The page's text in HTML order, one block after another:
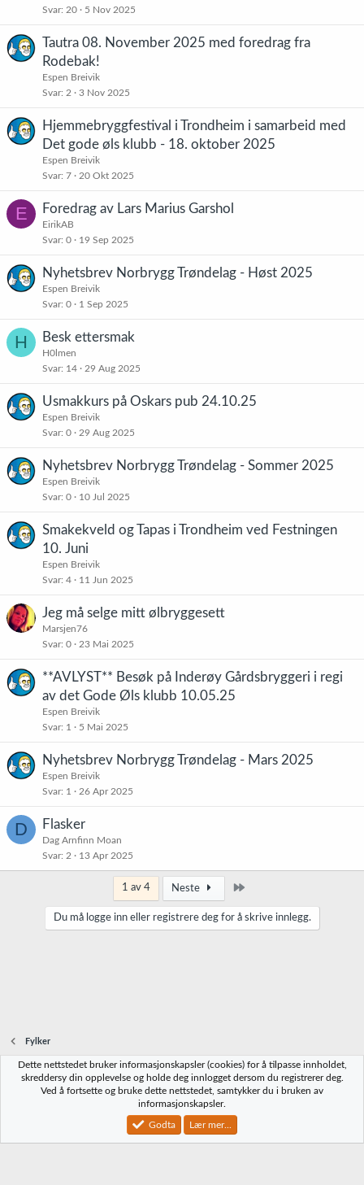
Svar 20 5 Nov 2025
Tautra 08. November 2025 med foredrag fra
Rodebak!
Espen Breivik
Svar 2 3 Nov 2025
Hjemmebryggfestival i Trondheim i samarbeid med
Det gode øls klubb - 18. oktober 2025
Espen Breivik
Svar 7 20 Okt 2025
E Foredrag av Lars Marius Garshol
EirikAB
Svar 0 19 Sep 2025
Nyhetsbrev Norbrygg Trøndelag - Høst 2025
Espen Breivik
Svar 0 1 Sep 2025
H Besk ettersmak
H0lmen
Svar 14 29 Aug 2025
Usmakkurs på Oskars pub 24.10.25
Espen Breivik
Svar 0 29 Aug 2025
Nyhetsbrev Norbrygg Trøndelag - Sommer 2025
Espen Breivik
Svar 0 10 Jul 2025
Smakekveld og Tapas i Trondheim ved Festningen
10. Juni
Espen Breivik
Svar 4 11 Jun 2025
Jeg må selge mitt ølbryggesett
Marsjen76
Svar 0 23 Mai 2025
**AVLYST** Besøk på Inderøy Gårdsbryggeri i regi
av det Gode Øls klubb 10.05.25
Espen Breivik
Svar 1 5 Mai 2025
Nyhetsbrev Norbrygg Trøndelag - Mars 2025
Espen Breivik
Svar 1 26 Apr 2025
D Flasker
Dag Arnfinn Moan
Svar 2 13 Apr 2025
1 av 4 Neste
Du må logge inn eller registrere deg for å skrive innlegg.
Fylker
Norbrygg-default
Vilkår og regler Personvernregler
Community platform by XenForo® © 2010-2023 XenForo Ltd.
Dette nettstedet bruker informasjonskapsler (cookies) for å tilpasse innholdet,
skreddersy din opplevelse og holde deg innlogget dersom du registrerer deg.
Ved å fortsette og bruke dette nettstedet, samtykker du i bruken av
informasjonskapsler.
Godta Lær mer...